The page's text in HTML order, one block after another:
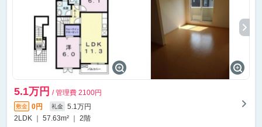
5.1万円 / 管理費 2100円
敷金 0円 礼金
5.1万円
2LDK ｜ 57.63m² ｜ 2階